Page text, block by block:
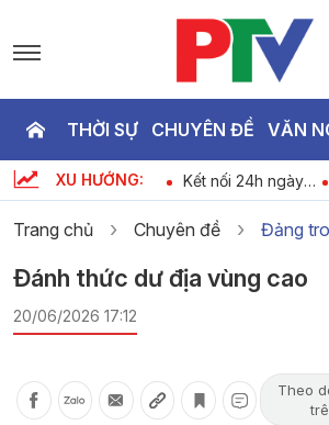
THỜI SỰ CHUYÊN ĐỀ VĂN
XU HƯỚNG:
Bản tin 18h30 ngày
9-8-2026
Kết nối 24h ngày
09-08-2026
Trang chủ Chuyên đề Đảng
Đánh thức dư địa vùng cao
20/06/2026 17:12
Theo